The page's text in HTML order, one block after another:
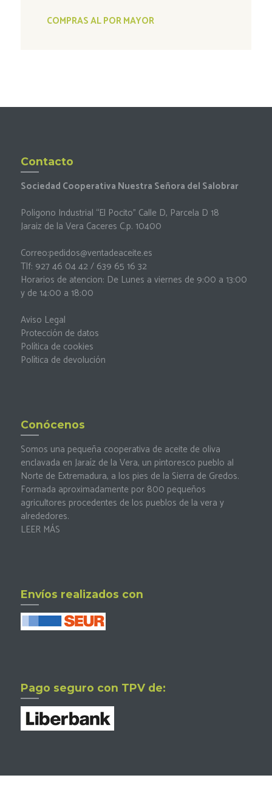
COMPRAS AL POR MAYOR
Contacto
Sociedad Cooperativa Nuestra Señora del Salobrar
Poligono Industrial “El Pocito” Calle D, Parcela D 18
Jaraiz de la Vera Caceres C.p. 10400
Correo:pedidos@ventadeaceite.es
Tlf: 927 46 04 42 / 639 65 16 32
Horarios de atencion: De Lunes a viernes de 9:00 a 13:00
y de 14:00 a 18:00
Aviso Legal
Protección de datos
Política de cookies
Política de devolución
Conócenos
Somos una pequeña cooperativa de aceite de oliva
enclavada en Jaraíz de la Vera, un pintoresco pueblo al
Norte de Extremadura, a los pies de la Sierra de Gredos.
Formada aproximadamente por 800 pequeños
agricultores procedentes de los pueblos de la vera y
alrededores.
LEER MÁS
Envíos realizados con
Pago seguro con TPV de: